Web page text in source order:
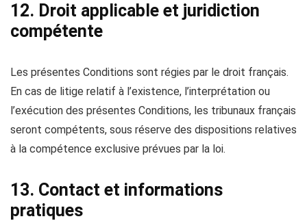
12. Droit applicable et juridiction
compétente
Les présentes Conditions sont régies par le droit français.
En cas de litige relatif à l’existence, l’interprétation ou
l’exécution des présentes Conditions, les tribunaux français
seront compétents, sous réserve des dispositions relatives
à la compétence exclusive prévues par la loi.
13. Contact et informations
pratiques